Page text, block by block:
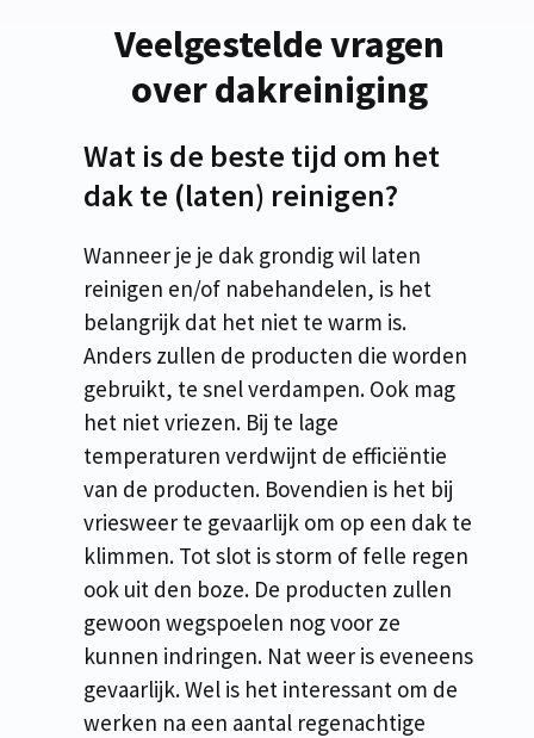
Veelgestelde vragen
over dakreiniging
Wat is de beste tijd om het
dak te (laten) reinigen?
Wanneer je je dak grondig wil laten
reinigen en/of nabehandelen, is het
belangrijk dat het niet te warm is.
Anders zullen de producten die worden
gebruikt, te snel verdampen. Ook mag
het niet vriezen. Bij te lage
temperaturen verdwijnt de efficiëntie
van de producten. Bovendien is het bij
vriesweer te gevaarlijk om op een dak te
klimmen. Tot slot is storm of felle regen
ook uit den boze. De producten zullen
gewoon wegspoelen nog voor ze
kunnen indringen. Nat weer is eveneens
gevaarlijk. Wel is het interessant om de
werken na een aantal regenachtige